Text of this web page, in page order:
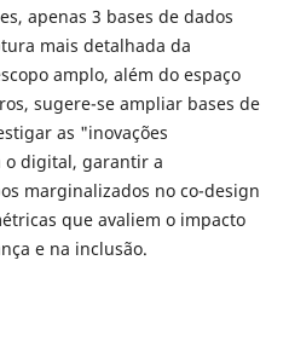
apenas 3 bases de dados
mais detalhada da
amplo, além do espaço
sugere-se ampliar bases de
as "inovações
o digital, garantir a
marginalizados no co-design
que avaliem o impacto
e na inclusão.